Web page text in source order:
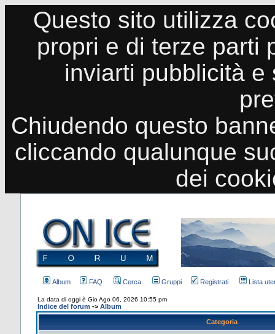
Questo sito utilizza
propri e di terze parti
inviarti pubblicità
Chiudendo questo
cliccando qualunque
dei
Album FAQ Cerca Gruppi Registrati Lista
La data di oggi è Gio Ago 06, 2026 10:55 pm
Indice del forum -> Album
Categoria